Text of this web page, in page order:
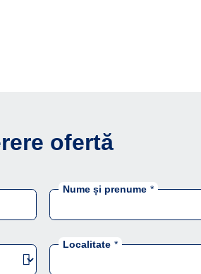
ofertă
Nume și prenume *
Localitate *